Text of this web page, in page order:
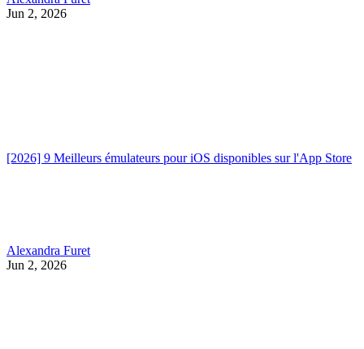
Jun 2, 2026
[2026] 9 Meilleurs émulateurs pour iOS disponibles sur l'App Store
Alexandra Furet
Jun 2, 2026